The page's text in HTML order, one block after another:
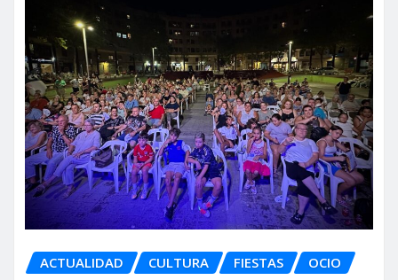
ACTUALIDAD CULTURA FIESTAS OCIO